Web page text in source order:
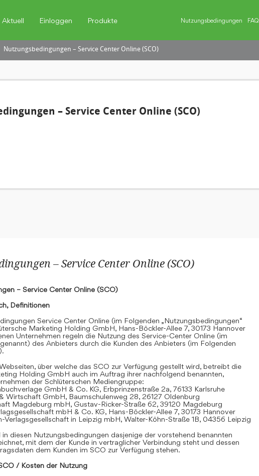
Aktuell Einloggen Produkte Nutzungsbedingungen FAQ
Nutzungsbedingungen – Service Center Online (SCO)
– Service Center Online (SCO)
– Service Center Online (SCO)
– Service Center Online (SCO)
Definitionen
Service Center Online (im Folgenden „Nutzungsbedingungen“
Marketing Holding GmbH, Hans-Böckler-Allee 7, 30173 Hannover
Unternehmen regeln die Nutzung des Service-Center Online (im
genannt) des Anbieters durch die Kunden des Anbieters (im Folgenden
über welche das SCO zur Verfügung gestellt wird, betreibt die
Holding GmbH auch im Auftrag ihrer nachfolgend benannten,
der Schlüterschen Mediengruppe:
GmbH & Co. KG, Erbprinzenstraße 2a, 76133 Karlsruhe
Wirtschaft GmbH, Baumschulenweg 28, 26127 Oldenburg
Magdeburg mbH, Gustav-Ricker-Straße 62, 39120 Magdeburg
mbH & Co. KG, Hans-Böckler-Allee 7, 30173 Hannover
Verlagsgesellschaft in Leipzig mbH, Walter-Köhn-Straße 1B, 04356 Leipzig
in diesen Nutzungsbedingungen dasjenige der vorstehend benannten
mit dem der Kunde in vertraglicher Verbindung steht und dessen
dem Kunden im SCO zur Verfügung stehen.
/ Kosten der Nutzung